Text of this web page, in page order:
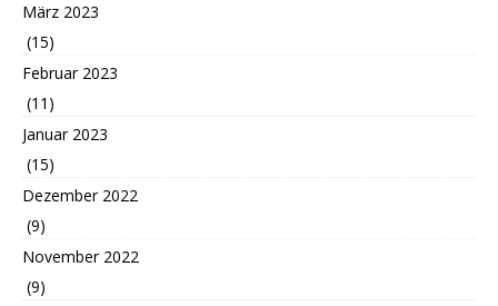
März 2023
(15)
Februar 2023
(11)
Januar 2023
(15)
Dezember 2022
(9)
November 2022
(9)